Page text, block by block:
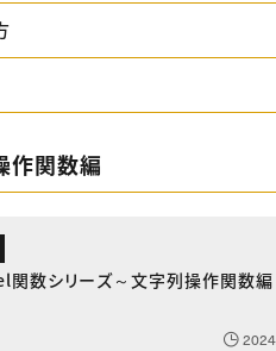
作関数編
関数シリーズ～文字列操作関数編